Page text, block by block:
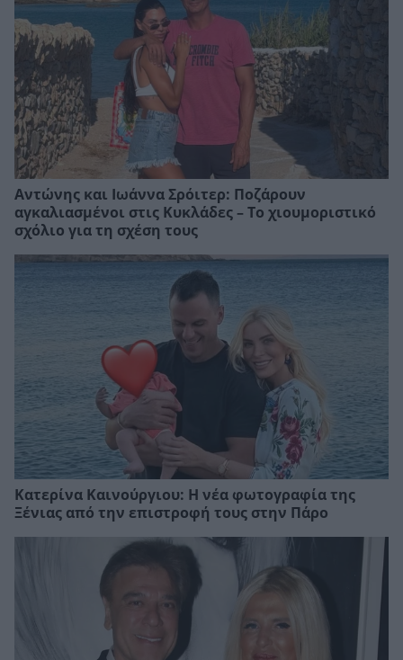
Αντώνης και Ιωάννα Σρόιτερ: Ποζάρουν
αγκαλιασμένοι στις Κυκλάδες – Το χιουμοριστικό
σχόλιο για τη σχέση τους
Κατερίνα Καινούργιου: Η νέα φωτογραφία της
Ξένιας από την επιστροφή τους στην Πάρο